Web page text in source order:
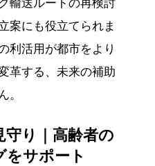
輸送ルートの再検討
案にも役立てられま
利活用が都市をより
革する、未来の補助
。
り｜高齢者の
をサポート